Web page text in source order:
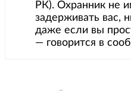
РК). Охранник не
задерживать вас,
даже если вы
— говорится в